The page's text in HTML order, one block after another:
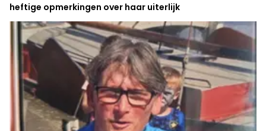
heftige opmerkingen over haar uiterlijk